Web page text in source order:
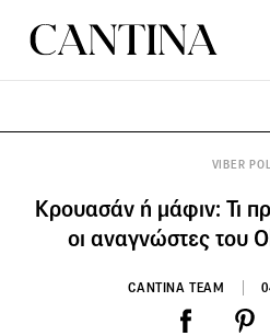
VIBER
Κρουασάν ή μάφιν: Τι
οι αναγνώστες του
CANTINA TEAM